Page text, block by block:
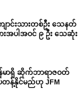
င်းသားတစ်ဦး သေနတ်
ားအပါအဝင် ၉ ဦး သေဆုံး
မာရှိ ဆိုက်ဘာရာဇဝတ်
တန့်နိုင်မည်ဟု JFM